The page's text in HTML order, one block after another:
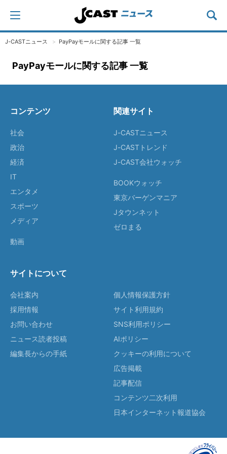
J-CASTニュース PayPayモールに関する記事 一覧
PayPayモールに関する記事 一覧
コンテンツ
社会
政治
経済
IT
エンタメ
スポーツ
メディア
動画
関連サイト
J-CASTニュース
J-CASTトレンド
J-CAST会社ウォッチ
BOOKウォッチ
東京バーゲンマニア
Jタウンネット
ゼロまる
サイトについて
会社案内
採用情報
お問い合わせ
ニュース読者投稿
編集長からの手紙
個人情報保護方針
サイト利用規約
SNS利用ポリシー
AIポリシー
クッキーの利用について
広告掲載
記事配信
コンテンツ二次利用
日本インターネット報道協会